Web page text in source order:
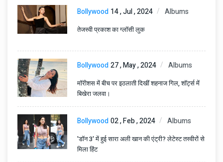
Bollywood 14 , Jul , 2024 Albums
तेजस्वी प्रकाश का ग्लॉसी लुक
Bollywood27 , May , 2024 Albums
मॉरीशस में बीच पर इठलाती दिखीं शहनाज गिल, शॉर्ट्स में
बिखेरा जलवा।
Bollywood02 , Feb , 2024 Albums
'डॉन 3' में हुई सारा अली खान की एंट्री? लेटेस्ट तस्वीरों से
मिला हिंट